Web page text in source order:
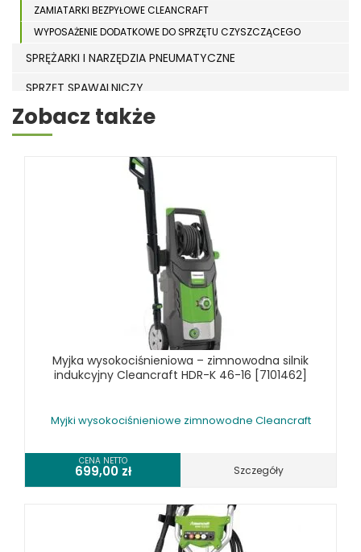
ZAMIATARKI BEZPYŁOWE CLEANCRAFT
WYPOSAŻENIE DODATKOWE DO SPRZĘTU CZYSZCZĄCEGO
SPRĘŻARKI I NARZĘDZIA PNEUMATYCZNE
SPRZĘT SPAWALNICZY
RÓŻNE OKAZJE
Zobacz także
Myjka wysokociśnieniowa – zimnowodna silnik
indukcyjny Cleancraft HDR-K 46-16 [7101462]
Myjki wysokociśnieniowe zimnowodne Cleancraft
CENA NETTO
699,00 zł Szczegóły